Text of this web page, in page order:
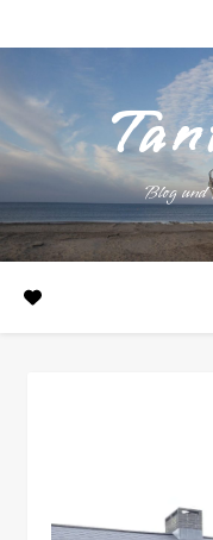
Blog und